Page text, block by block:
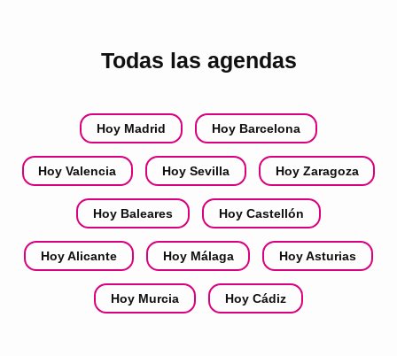
Todas las agendas
Hoy Madrid Hoy Barcelona
Hoy Valencia Hoy Sevilla Hoy Zaragoza
Hoy Baleares Hoy Castellón
Hoy Alicante Hoy Málaga Hoy Asturias
Hoy Murcia Hoy Cádiz